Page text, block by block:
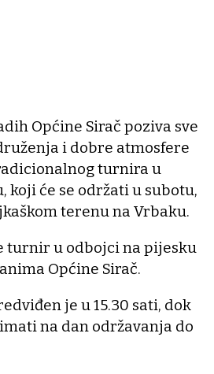
Općine Sirač poziva sve
i dobre atmosfere
turnira u
koji će se održati u subotu,
terenu na Vrbaku.
turnir u odbojci na pijesku
Općine Sirač.
je u 15.30 sati, dok
na dan održavanja do